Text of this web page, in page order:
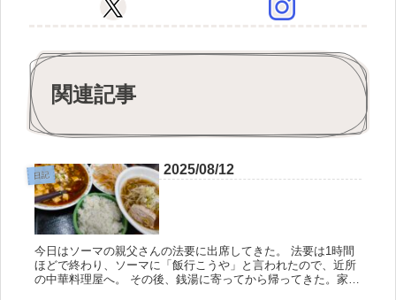
関連記事
日記 2025/08/12
今日はソーマの親父さんの法要に出席してきた。 法要は1時間
ほどで終わり、ソーマに「飯行こうや」と言われたので、近所
の中華料理屋へ。 その後、銭湯に寄ってから帰ってきた。家に